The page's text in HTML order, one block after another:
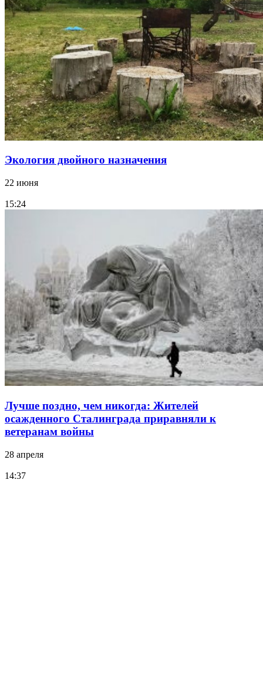
Экология двойного назначения
22 июня
15:24
Лучше поздно, чем никогда: Жителей
осажденного Сталинграда приравняли к
ветеранам войны
28 апреля
14:37